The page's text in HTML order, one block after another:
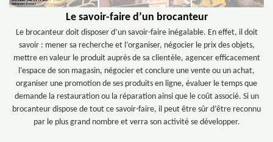
Le savoir-faire d’un brocanteur
Le brocanteur doit disposer d’un savoir-faire inégalable. En effet, il doit
savoir : mener sa recherche et l’organiser, négocier le prix des objets,
mettre en valeur le produit auprès de sa clientèle, agencer efficacement
l’espace de son magasin, négocier et conclure une vente ou un achat,
organiser une promotion de ses produits en ligne, évaluer le temps que
demande la restauration ou la réparation ainsi que le coût associé. Si un
brocanteur dispose de tout ce savoir-faire, il peut être sûr d’être reconnu
par le plus grand nombre et verra son activité se développer.